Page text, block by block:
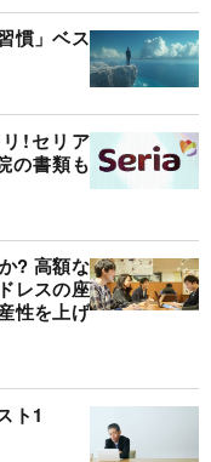
慣」ベス
!セリア
の書類も
? 高額な
レスの座
性を上げ
ト1